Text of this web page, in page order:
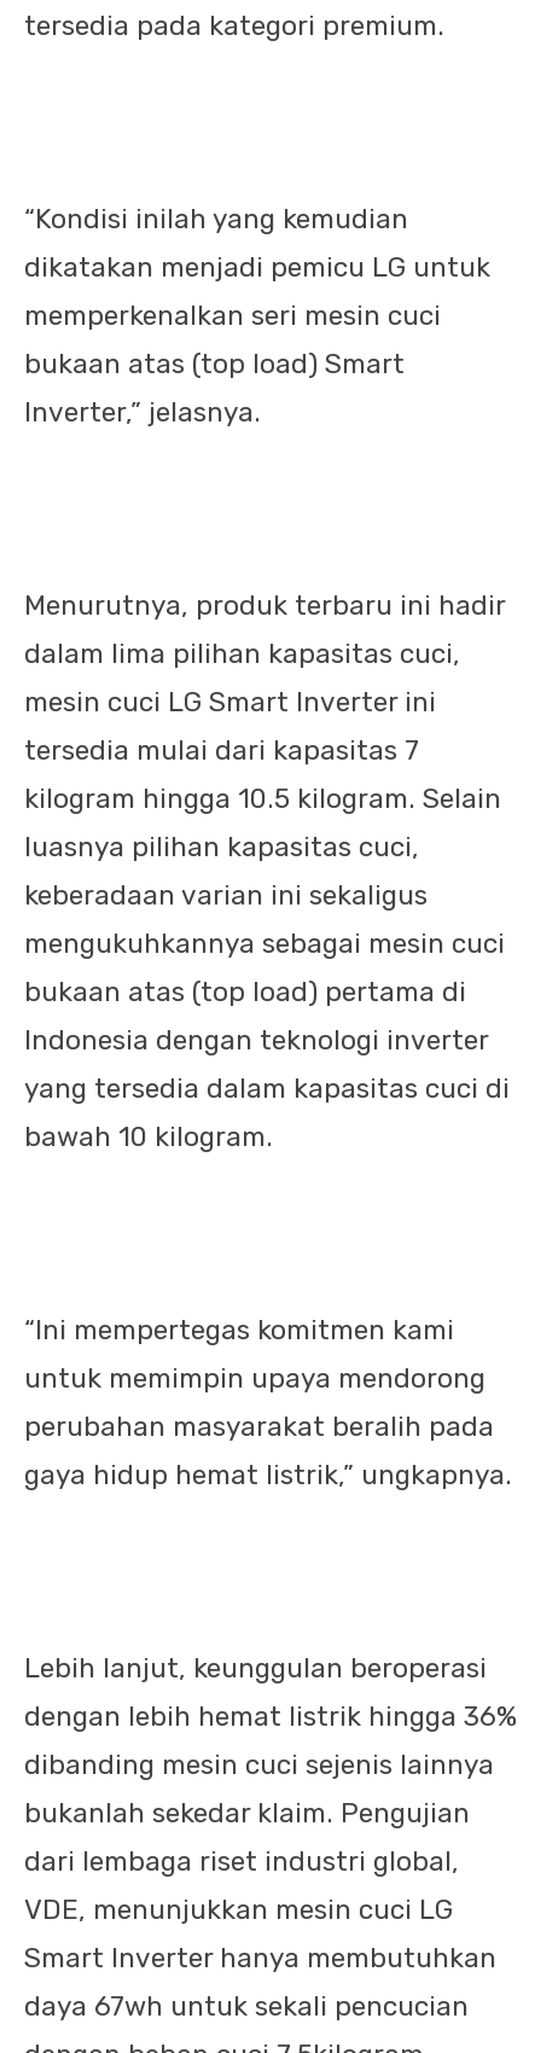
tersedia pada kategori premium.
“Kondisi inilah yang kemudian
dikatakan menjadi pemicu LG untuk
memperkenalkan seri mesin cuci
bukaan atas (top load) Smart
Inverter,” jelasnya.
Menurutnya, produk terbaru ini hadir
dalam lima pilihan kapasitas cuci,
mesin cuci LG Smart Inverter ini
tersedia mulai dari kapasitas 7
kilogram hingga 10.5 kilogram. Selain
luasnya pilihan kapasitas cuci,
keberadaan varian ini sekaligus
mengukuhkannya sebagai mesin cuci
bukaan atas (top load) pertama di
Indonesia dengan teknologi inverter
yang tersedia dalam kapasitas cuci di
bawah 10 kilogram.
“Ini mempertegas komitmen kami
untuk memimpin upaya mendorong
perubahan masyarakat beralih pada
gaya hidup hemat listrik,” ungkapnya.
Lebih lanjut, keunggulan beroperasi
dengan lebih hemat listrik hingga 36%
dibanding mesin cuci sejenis lainnya
bukanlah sekedar klaim. Pengujian
dari lembaga riset industri global,
VDE, menunjukkan mesin cuci LG
Smart Inverter hanya membutuhkan
daya 67wh untuk sekali pencucian